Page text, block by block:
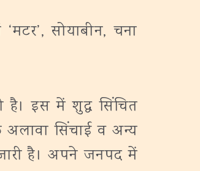
सोयाबीन, चना
है। इस में शुद्ध सिंचित
अलावा सिंचाई व अन्य
है। अपने जनपद में